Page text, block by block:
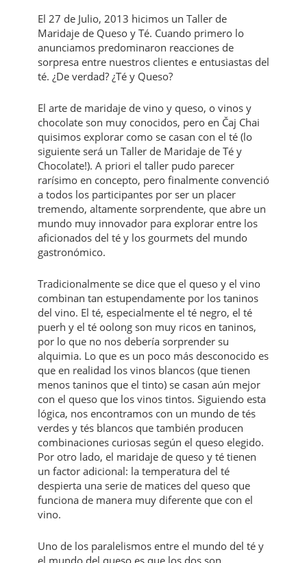
El 27 de Julio, 2013 hicimos un Taller de
Maridaje de Queso y Té. Cuando primero lo
anunciamos predominaron reacciones de
sorpresa entre nuestros clientes e entusiastas del
té. ¿De verdad? ¿Té y Queso?
El arte de maridaje de vino y queso, o vinos y
chocolate son muy conocidos, pero en Čaj Chai
quisimos explorar como se casan con el té (lo
siguiente será un Taller de Maridaje de Té y
Chocolate!). A priori el taller pudo parecer
rarísimo en concepto, pero finalmente convenció
a todos los participantes por ser un placer
tremendo, altamente sorprendente, que abre un
mundo muy innovador para explorar entre los
aficionados del té y los gourmets del mundo
gastronómico.
Tradicionalmente se dice que el queso y el vino
combinan tan estupendamente por los taninos
del vino. El té, especialmente el té negro, el té
puerh y el té oolong son muy ricos en taninos,
por lo que no nos debería sorprender su
alquimia. Lo que es un poco más desconocido es
que en realidad los vinos blancos (que tienen
menos taninos que el tinto) se casan aún mejor
con el queso que los vinos tintos. Siguiendo esta
lógica, nos encontramos con un mundo de tés
verdes y tés blancos que también producen
combinaciones curiosas según el queso elegido.
Por otro lado, el maridaje de queso y té tienen
un factor adicional: la temperatura del té
despierta una serie de matices del queso que
funciona de manera muy diferente que con el
vino.
Uno de los paralelismos entre el mundo del té y